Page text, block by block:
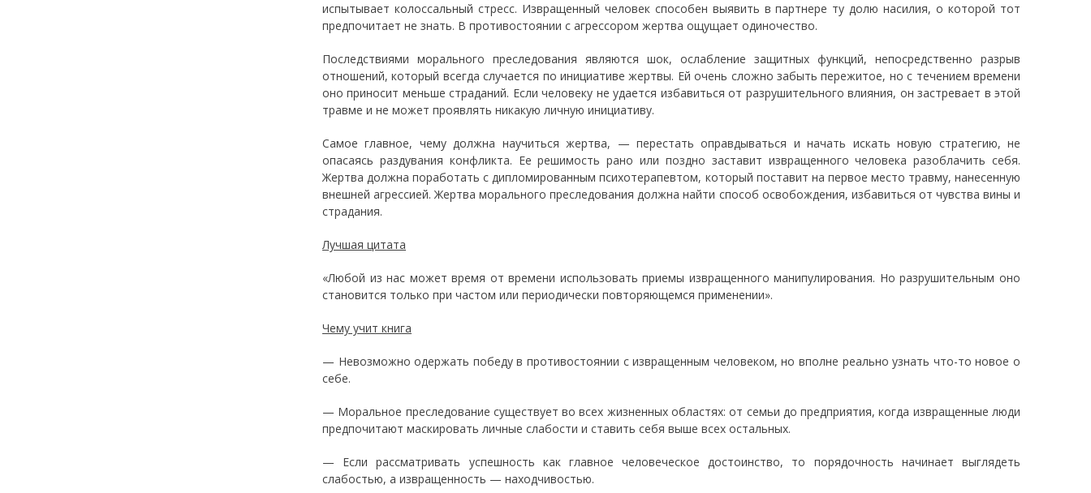
испытывает колоссальный стресс. Извращенный человек способен выявить в партнере ту долю насилия, о которой тот
предпочитает не знать. В противостоянии с агрессором жертва ощущает одиночество.
Последствиями морального преследования являются шок, ослабление защитных функций, непосредственно разрыв
отношений, который всегда случается по инициативе жертвы. Ей очень сложно забыть пережитое, но с течением времени
оно приносит меньше страданий. Если человеку не удается избавиться от разрушительного влияния, он застревает в этой
травме и не может проявлять никакую личную инициативу.
Самое главное, чему должна научиться жертва, — перестать оправдываться и начать искать новую стратегию, не
опасаясь раздувания конфликта. Ее решимость рано или поздно заставит извращенного человека разоблачить себя.
Жертва должна поработать с дипломированным психотерапевтом, который поставит на первое место травму, нанесенную
внешней агрессией. Жертва морального преследования должна найти способ освобождения, избавиться от чувства вины и
страдания.
Лучшая цитата
«Любой из нас может время от времени использовать приемы извращенного манипулирования. Но разрушительным оно
становится только при частом или периодически повторяющемся применении».
Чему учит книга
— Невозможно одержать победу в противостоянии с извращенным человеком, но вполне реально узнать что-то новое о
себе.
— Моральное преследование существует во всех жизненных областях: от семьи до предприятия, когда извращенные люди
предпочитают маскировать личные слабости и ставить себя выше всех остальных.
— Если рассматривать успешность как главное человеческое достоинство, то порядочность начинает выглядеть
слабостью, а извращенность — находчивостью.